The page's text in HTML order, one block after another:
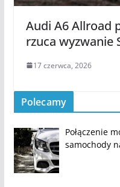
Audi A6 Allroad
rzuca wyzwanie
17 czerwca, 2026
Polecamy
Połączenie
samochody